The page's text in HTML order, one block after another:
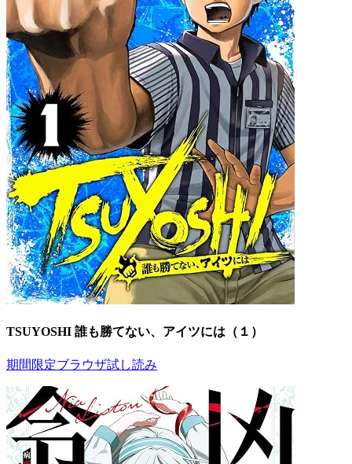
TSUYOSHI 誰も勝てない、アイツには（１）
期間限定ブラウザ試し読み